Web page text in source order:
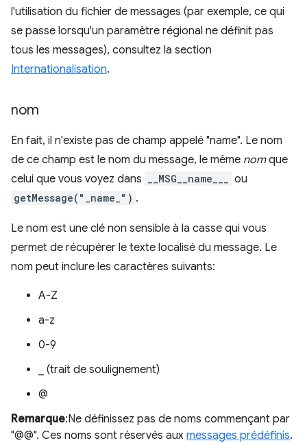
l'utilisation du fichier de messages (par exemple, ce qui
se passe lorsqu'un paramètre régional ne définit pas
tous les messages), consultez la section
Internationalisation.
nom
En fait, il n'existe pas de champ appelé "name". Le nom
de ce champ est le nom du message, le même nomque
celui que vous voyez dans
__MSG__name___ ou
getMessage("_name_") .
Le nom est une clé non sensible à la casse qui vous
permet de récupérer le texte localisé du message. Le
nom peut inclure les caractères suivants:
A-Z
a-z
0-9
_ (trait de soulignement)
@
Remarque:Ne définissez pas de noms commençant par
"@@". Ces noms sont réservés aux messages prédéfinis.